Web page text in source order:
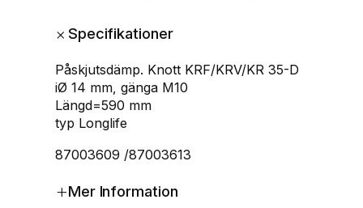
g
i
n
g
s
ä
p
+Specifikationer
Påskjutsdämp. Knott KRF/KRV/KR 35-D
iØ 14 mm, gänga M10
Längd=590 mm
typ Longlife
87003609 /87003613
+Mer Information